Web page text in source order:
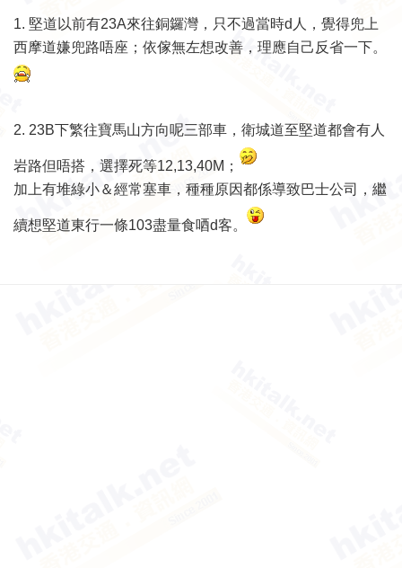
1. 堅道以前有23A來往銅鑼灣，只不過當時d人，覺得兜上
西摩道嫌兜路唔座；依傢無左想改善，理應自己反省一下。
2. 23B下繁往寶馬山方向呢三部車，衛城道至堅道都會有人
岩路但唔搭，選擇死等12,13,40M；
加上有堆綠小＆經常塞車，種種原因都係導致巴士公司，繼
續想堅道東行一條103盡量食唒d客。